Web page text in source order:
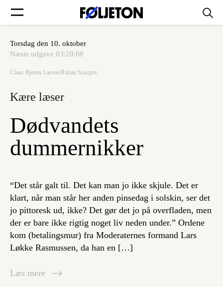
Forsider
Søg
Log ind
Torsdag den 10. oktober
Næste udgave 03:20:08
Claus Bjoern Larsen/Ritzau Scanpix
Kære læser
Dødvandets
dummernikker
“Det står galt til. Det kan man jo ikke skjule. Det er
klart, når man står her anden pinsedag i solskin, ser det
jo pittoresk ud, ikke? Det gør det jo på overfladen, men
der er bare ikke rigtig noget liv neden under.” Ordene
kom (betalingsmur) fra Moderaternes formand Lars
Løkke Rasmussen, da han en […]
Læs mere